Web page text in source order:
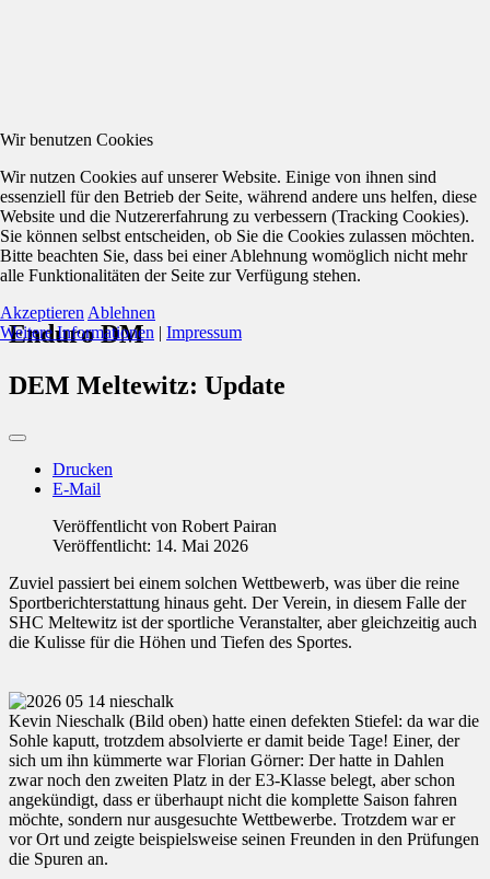
Enduro DM
DEM Meltewitz: Update
Drucken
E-Mail
Veröffentlicht von Robert Pairan
Veröffentlicht: 14. Mai 2026
Zuviel passiert bei einem solchen Wettbewerb, was über die reine
Sportberichterstattung hinaus geht. Der Verein, in diesem Falle der
SHC Meltewitz ist der sportliche Veranstalter, aber gleichzeitig auch
die Kulisse für die Höhen und Tiefen des Sportes.
Kevin Nieschalk (Bild oben) hatte einen defekten Stiefel: da war die
Sohle kaputt, trotzdem absolvierte er damit beide Tage! Einer, der
sich um ihn kümmerte war Florian Görner: Der hatte in Dahlen
zwar noch den zweiten Platz in der E3-Klasse belegt, aber schon
angekündigt, dass er überhaupt nicht die komplette Saison fahren
möchte, sondern nur ausgesuchte Wettbewerbe. Trotzdem war er
vor Ort und zeigte beispielsweise seinen Freunden in den Prüfungen
die Spuren an.
Wir benutzen Cookies
Wir nutzen Cookies auf unserer Website. Einige von ihnen sind
essenziell für den Betrieb der Seite, während andere uns helfen, diese
Website und die Nutzererfahrung zu verbessern (Tracking Cookies).
Sie können selbst entscheiden, ob Sie die Cookies zulassen möchten.
Bitte beachten Sie, dass bei einer Ablehnung womöglich nicht mehr
alle Funktionalitäten der Seite zur Verfügung stehen.
Akzeptieren Ablehnen
Weitere Informationen | Impressum